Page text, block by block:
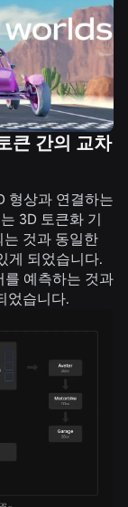
큰 간의 교차
형상과 연결하는
3D 토큰화 기
것과 동일한
게 되었습니다.
를 예측하는 것과
었습니다.